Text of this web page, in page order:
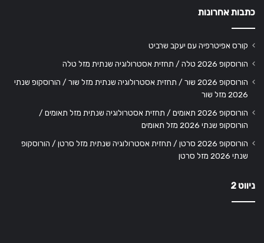
כתבות אחרונות
קורס אפיטרפיה עם יעקב שרביט
הורוסקופ 2026 טלה / תחזית אסטרולוגיה שנתית מזל טלה
הורוסקופ 2026 שור / תחזית אסטרולוגיה שנתית מזל שור / הורוסקופ שנתי
2026 מזל שור
הורוסקופ 2026 תאומים / תחזית אסטרולוגיה שנתית מזל תאומים /
הורוסקופ שנתי 2026 מזל תאומים
הורוסקופ 2026 סרטן / תחזית אסטרולוגיה שנתית מזל סרטן / הורוסקופ
שנתי 2026 מזל סרטן
ניווט 2